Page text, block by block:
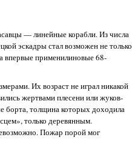
— линейные корабли. Из числа
эскадры стал возможен не только
впервые применилиновые 68-
Их возраст не играл никакой
жертвами плесени или жуков-
борта, толщина которых доходила
только деревянным.
Пожар порой мог